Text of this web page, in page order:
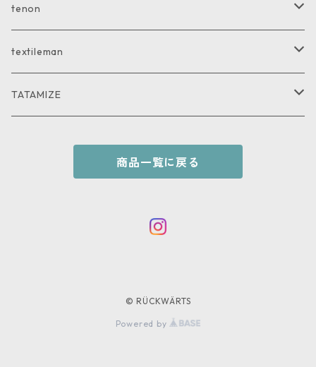
COAT
PANTS
SHIRT
CUTandSEW
JACKET
PANTS
tenon
GOODS
textileman
SHIRT
TATAMIZE
商品一覧に戻る
© RÜCKWÄRTS
Powered by